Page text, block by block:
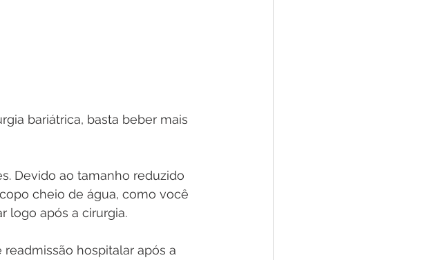
bariátrica, basta beber mais
Devido ao tamanho reduzido
cheio de água, como você
logo após a cirurgia.
hospitalar após a